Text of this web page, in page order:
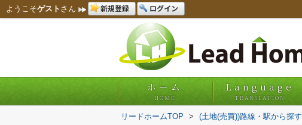
ようこそゲスト さん 新規登録 ログイン
ホーム
HOME
Language
TRANSLATION
リードホームTOP > (土地(売買))路線・駅から探す